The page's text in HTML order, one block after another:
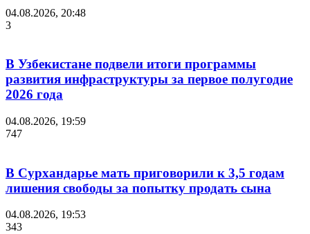
04.08.2026, 20:48
3
В Узбекистане подвели итоги программы
развития инфраструктуры за первое полугодие
2026 года
04.08.2026, 19:59
747
В Сурхандарье мать приговорили к 3,5 годам
лишения свободы за попытку продать сына
04.08.2026, 19:53
343